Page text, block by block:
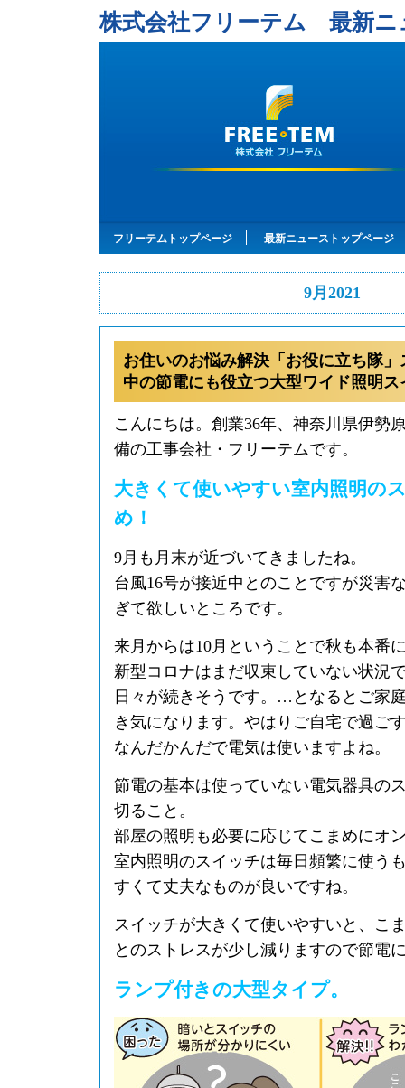
株式会社フリーテム 最新ニ
フリーテムトップページ 最新ニューストップページ
9月2021
お住いのお悩み解決「お役に立ち隊
中の節電にも役立つ大型ワイド照明ス
こんにちは。創業36年、神奈川県伊勢
備の工事会社・フリーテムです。
大きくて使いやすい室内照明の
め！
9月も月末が近づいてきましたね。
台風16号が接近中とのことですが災害
ぎて欲しいところです。
来月からは10月ということで秋も本番
新型コロナはまだ収束していない状況
日々が続きそうです。…となるとご家
き気になります。やはりご自宅で過ご
なんだかんだで電気は使いますよね。
節電の基本は使っていない電気器具の
切ること。
部屋の照明も必要に応じてこまめにオ
室内照明のスイッチは毎日頻繁に使う
すくて丈夫なものが良いですね。
スイッチが大きくて使いやすいと、こ
とのストレスが少し減りますので節電
ランプ付きの大型タイプ。